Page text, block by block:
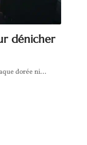
dénicher
dorée ni…